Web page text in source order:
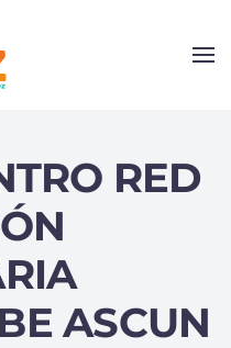
RED
ASCUN